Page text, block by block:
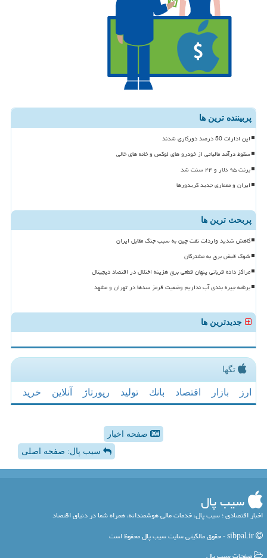
پربیننده ترین ها
این ادارات 50 درصد دورکاری شدند
سقوط درآمد مالیاتی از خودرو های لوکس و خانه های خالی
برنت ۹۵ دلار و ۴۴ سنت شد
ایران و معماری جدید کریدورها
پربحث ترین ها
کاهش شدید واردات نفت چین به سبب جنگ مقابل ایران
شوک قبض برق به مشترکان
مراکز داده قربانی پنهان قطعی برق هزینه اختلال در اقتصاد دیجیتال
برنامه جیره بندی آب نداریم وضعیت قرمز سدها در تهران و مشهد
جدیدترین ها
تگها
ارز بازار اقتصاد بانك تولید رپورتاژ آنلاین خرید
صفحه اخبار
سیب پال: صفحه اصلی
سیب پال
اخبار اقتصادی ؛ سیب پال، خدمات مالی هوشمندانه، همراه شما در دنیای اقتصاد